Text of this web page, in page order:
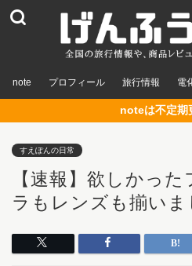
note プロフィール 旅行情報 電
noteは不定期
すえぽんの日常
【速報】欲しかっ
ラもレンズも揃いま